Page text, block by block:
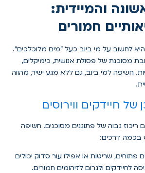
והמיידית:
חמורים
לחשוב על מי ביוב כעל "מים מלוכלכים".
מסוכנת של פסולת אנושית, כימיקלים,
חשיפה למי ביוב, גם ללא מגע ישיר, מהווה
של חיידקים ווירוסים
ריכוז גבוה של פתוגנים מסוכנים. חשיפה
בכמה דרכים:
פתוחים, שריטות או אפילו עור סדוק יכולים
לחיידקים ולגרום לזיהומים חמורים.